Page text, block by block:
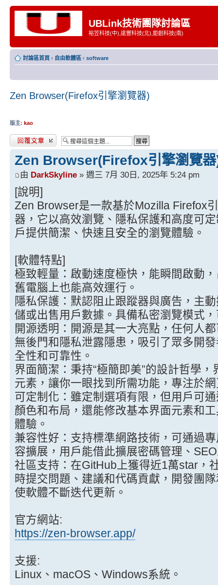
UBLink技術團隊討論區
裕笠科技(中),遠豐科技(北),鉅創科技(南)
討論區首頁 ‹ 自由軟體區 ‹ software
Zen Browser(Firefox引擎瀏覽器)
版主: kao
發表回覆
Zen Browser(Firefox引擎瀏覽
由 DarkSkyline » 週三 7月 30日, 2025年 5:24 pm
[說明]
Zen Browser是一款基於Mozilla Firefox
器，它以高效瀏覽、隱私保護和高度可
戶提供簡潔、快速且安全的瀏覽體驗。
[軟體特點]
極致輕量：啟動速度極快，能瞬間啟動
舊電腦上也能高效運行。
隱私保護：默認阻止跟蹤器與廣告，主
儲或出售用戶數據。具備私密瀏覽模式
開源透明：開源是其一大亮點，任何人
無後門和隱私泄露隱患，吸引了眾多開
全性和可靠性。
界面簡潔：秉持“極簡即美”的設計哲學
元素，讓你一眼找到所需功能，專注於
可定制化：雖定制選項有限，但用戶可
顏色和布局，還能修改基本界面元素和
體驗。
兼容性好：支持標準網路技術，可通過
容擴展，用戶能借此擴展密碼管理、
社區支持：在GitHub上獲得近1萬star，
時提交問題、建議和代碼貢獻，開發團
使軟體不斷迭代更新。
官方網站:
https://zen-browser.app/
支援:
Linux、macOS、Windows系統。